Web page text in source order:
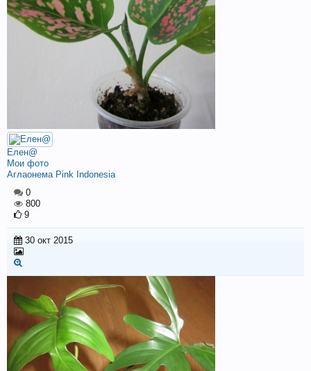
Елен@
Мои фото
Аглаонема Pink Indonesia
0
800
9
30 окт 2015